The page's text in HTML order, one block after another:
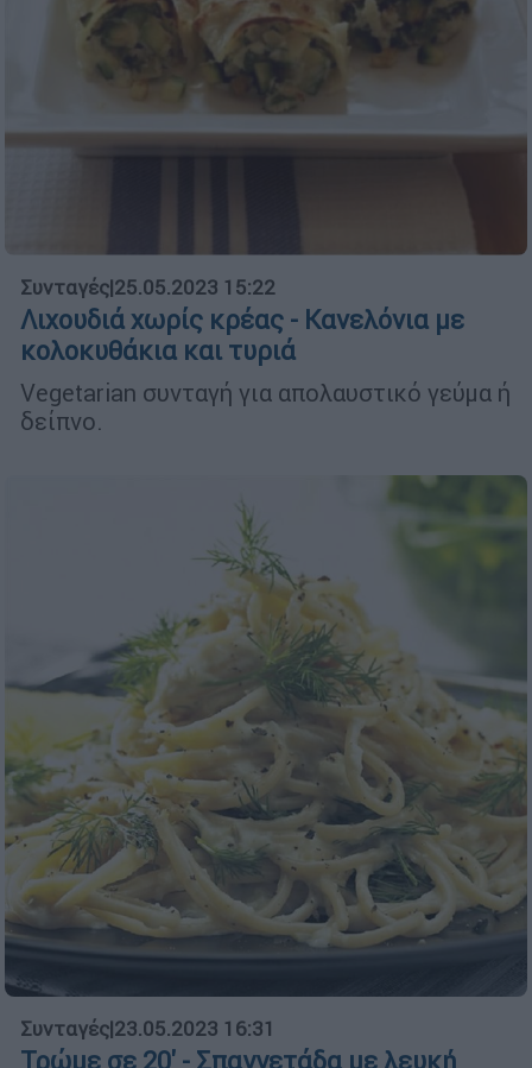
Συνταγές|25.05.2023 15:22
Λιχουδιά χωρίς κρέας - Κανελόνια με
κολοκυθάκια και τυριά
Vegetarian συνταγή για απολαυστικό γεύμα ή
δείπνο.
Συνταγές|23.05.2023 16:31